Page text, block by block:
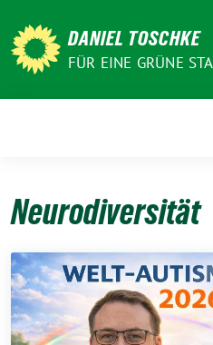
zum
Inhalt
DANIEL TOSCHKE
FÜR EINE GRÜNE
Neurodiversität